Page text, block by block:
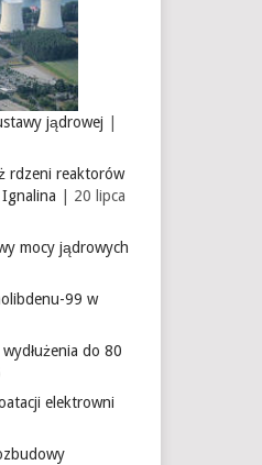
jądrowej
rdzeni reaktorów
| 20 lipca
mocy jądrowych
99 w
do 80
elektrowni